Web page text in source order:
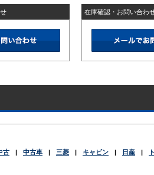
在庫確認・お問い合わ
古 | 中古車 | 三菱 | キャビン | 日産 |